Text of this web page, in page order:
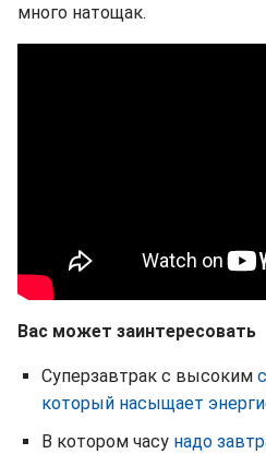
много натощак.
Вас может заинтересовать
Суперзавтрак с высоким
который насыщает
В котором часу надо